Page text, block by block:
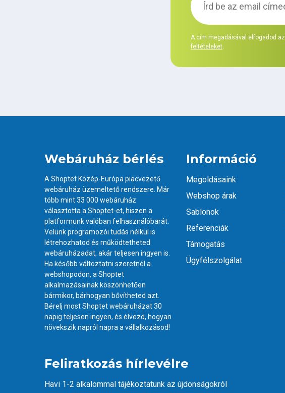
A cím megadásával elfogadod az
feltételeket
Webáruház bérlés
A Shoptet Közép-Európa piacvezető
webáruház üzemeltető rendszere. Már
több mint 33 000 webáruház
választotta a Shoptet-et, hiszen a
platformunk valóban felhasználóbarát.
Velünk programozói tudás nélkül is
létrehozhatod és működtetheted
webáruházadat, akár teljesen ingyen is.
Ha később változtatni szeretnél a
webshopodon, a Shoptet
alkalmazásainak köszönhetően
bármikor, bárhogyan bővítheted azt.
Bérelj most Shoptet webáruházat 30
napig teljesen ingyen, és élvezd, hogyan
növekszik napról napra a vállalkozásod!
Információ
Megoldásaink
Webshop árak
Sablonok
Referenciák
Támogatás
Ügyfélszolgálat
Feliratkozás hírlevélre
Havi 1-2 alkalommal tájékoztatunk az újdonságokról